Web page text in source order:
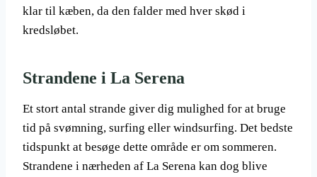
klar til kæben, da den falder med hver skød i
kredsløbet.
Strandene i La Serena
Et stort antal strande giver dig mulighed for at bruge
tid på svømning, surfing eller windsurfing. Det bedste
tidspunkt at besøge dette område er om sommeren.
Strandene i nærheden af ​​La Serena kan dog blive